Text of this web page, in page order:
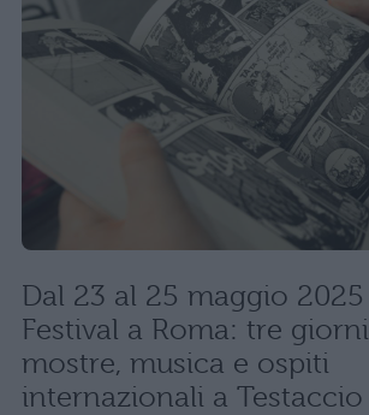
Dal 23 al 25 maggio 2025
Festival a Roma: tre
mostre, musica e ospiti
internazionali a Testaccio